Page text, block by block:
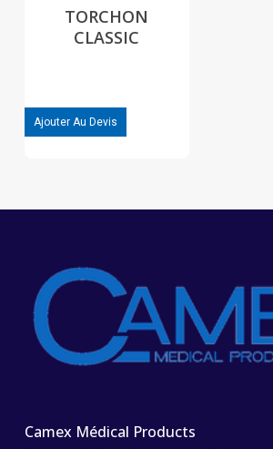
TORCHON
CLASSIC
Ajouter Au Devis
Camex Médical Products